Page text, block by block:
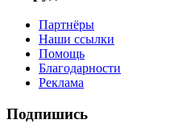
Партнёры
Наши ссылки
Помощь
Благодарности
Реклама
Подпишись